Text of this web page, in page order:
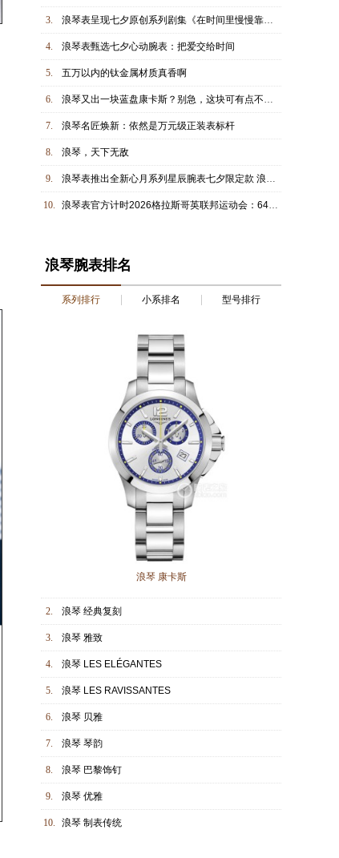
3. 浪琴表呈现七夕原创系列剧集《在时间里慢慢靠近》
4. 浪琴表甄选七夕心动腕表：把爱交给时间
5. 五万以内的钛金属材质真香啊
6. 浪琴又出一块蓝盘康卡斯？别急，这块可有点不一样
7. 浪琴名匠焕新：依然是万元级正装表标杆
8. 浪琴，天下无敌
9. 浪琴表推出全新心月系列星辰腕表七夕限定款 浪琴表优雅形象大使于适特别推荐
10. 浪琴表官方计时2026格拉斯哥英联邦运动会：64年，高科技计时不离场
浪琴腕表排名
系列排行 小系排名 型号排行
浪琴 康卡斯
2. 浪琴 经典复刻
3. 浪琴 雅致
4. 浪琴 LES ELÉGANTES
5. 浪琴 LES RAVISSANTES
6. 浪琴 贝雅
7. 浪琴 琴韵
8. 浪琴 巴黎饰钉
9. 浪琴 优雅
10. 浪琴 制表传统